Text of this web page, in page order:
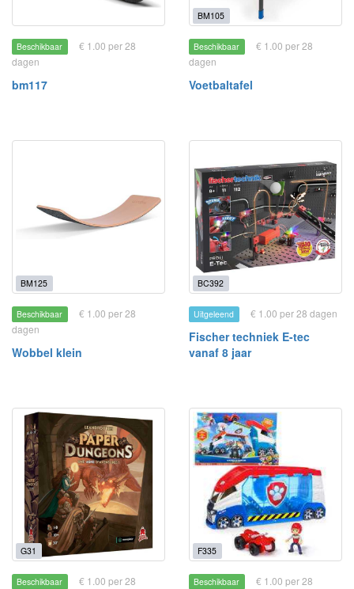
Beschikbaar
€ 1.00 per 28
dagen
bm117
BM105
Beschikbaar
€ 1.00 per 28
dagen
Voetbaltafel
BM125
Beschikbaar
€ 1.00 per 28
dagen
Wobbel klein
BC392
Uitgeleend € 1.00 per 28 dagen
Fischer techniek E-tec
vanaf 8 jaar
G31
Beschikbaar
€ 1.00 per 28
F335
Beschikbaar
€ 1.00 per 28